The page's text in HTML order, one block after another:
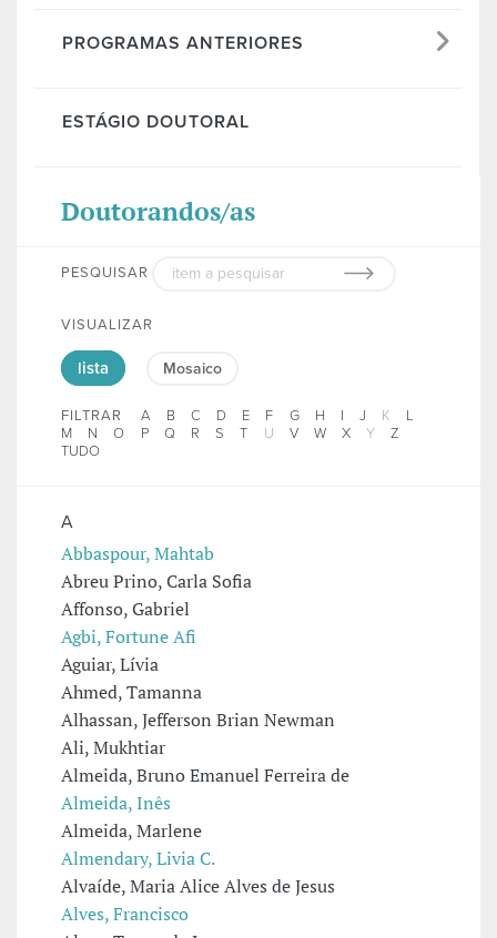
PROGRAMAS ANTERIORES
ESTÁGIO DOUTORAL
Doutorandos/as
PESQUISAR
VISUALIZAR
lista Mosaico
FILTRAR A B C D E F G H I J K
L
M
N O P Q R S T U V W X Y
Z
TUDO
A
Abbaspour, Mahtab
Abreu Prino, Carla Sofia
Affonso, Gabriel
Agbi, Fortune Afi
Aguiar, Lívia
Ahmed, Tamanna
Alhassan, Jefferson Brian Newman
Ali, Mukhtiar
Almeida, Bruno Emanuel Ferreira de
Almeida, Inês
Almeida, Marlene
Almendary, Livia C.
Alvaíde, Maria Alice Alves de Jesus
Alves, Francisco